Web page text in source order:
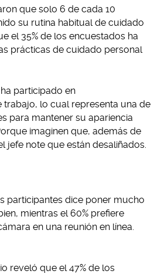
que solo 6 de cada 10
su rutina habitual de cuidado
el 35% de los encuestados ha
prácticas de cuidado personal
participado en
trabajo, lo cual representa una de
para mantener su apariencia
imaginen que, además de
jefe note que están desaliñados.
participantes dice poner mucho
mientras el 60% prefiere
en una reunión en línea.
reveló que el 47% de los